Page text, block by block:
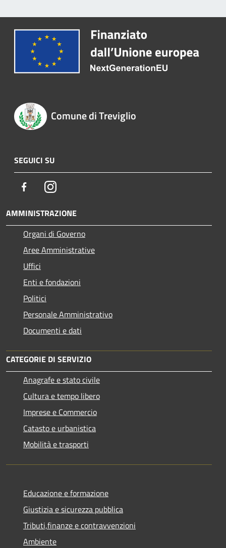
Comune di Treviglio
SEGUICI SU
FacebookInstagram
AMMINISTRAZIONE
Organi di Governo
Aree Amministrative
Uffici
Enti e fondazioni
Politici
Personale Amministrativo
Documenti e dati
CATEGORIE DI SERVIZIO
Anagrafe e stato civile
Cultura e tempo libero
Imprese e Commercio
Catasto e urbanistica
Mobilità e trasporti
Educazione e formazione
Giustizia e sicurezza pubblica
Tributi,finanze e contravvenzioni
Ambiente